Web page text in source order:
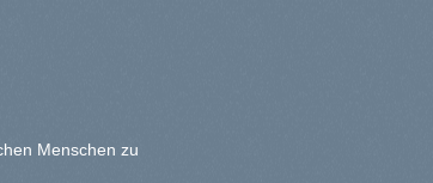
Menschen zu